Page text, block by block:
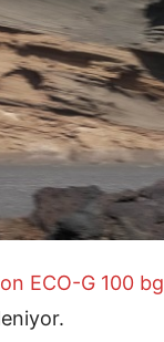
ECO-G 100 bg